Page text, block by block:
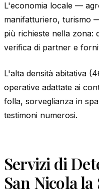
L'economia locale —
manifatturiero, turismo
più richieste nella zona:
verifica di partner e
L'alta densità abitativa
operative adattate ai
folla, sorveglianza in
testimoni numerosi.
Servizi di
San Nicola